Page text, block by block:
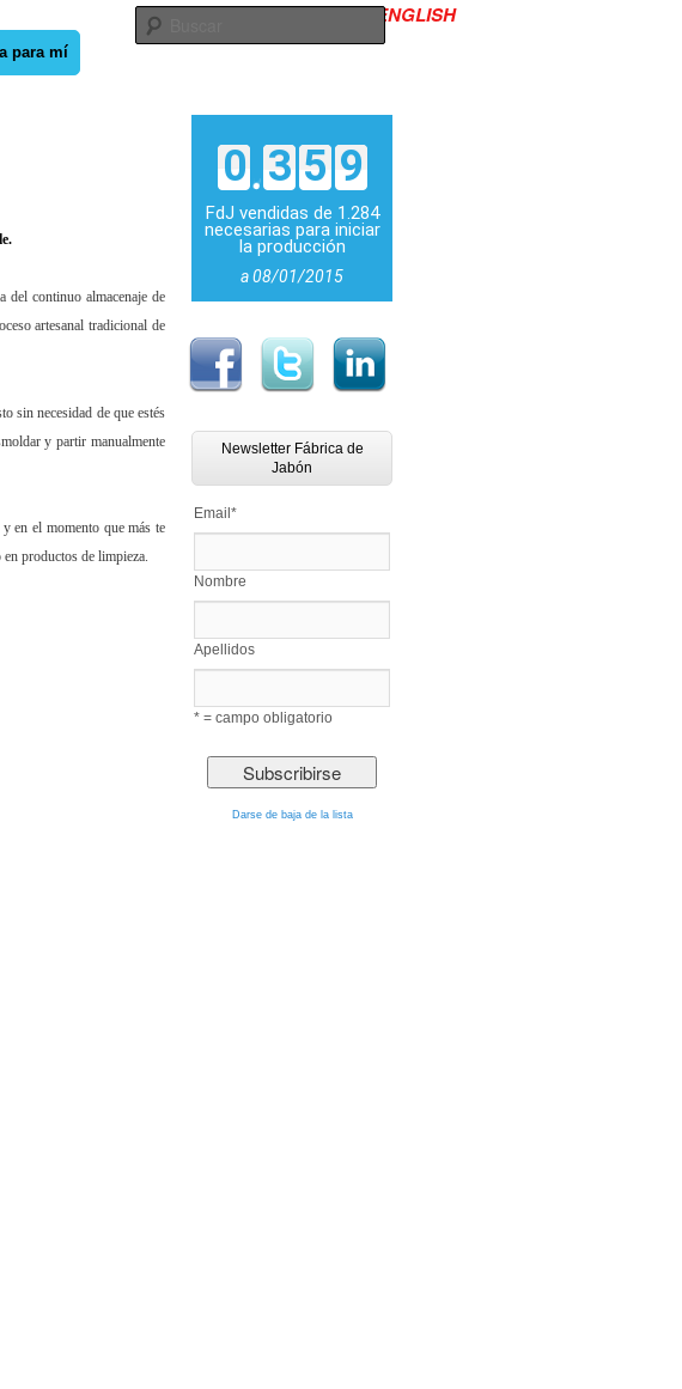
645 986 619 Contacto ENGLISH
Buscar
para mí
del continuo almacenaje de
artesanal tradicional de
sin necesidad de que estés
y partir manualmente
en el momento que más te
productos de limpieza.
0 3 5 9
FdJ vendidas de 1.284
necesarias para iniciar
la producción
a 08/01/2015
Newsletter Fábrica de
Jabón
Email*
Nombre
Apellidos
* = campo obligatorio
Darse de baja de la lista